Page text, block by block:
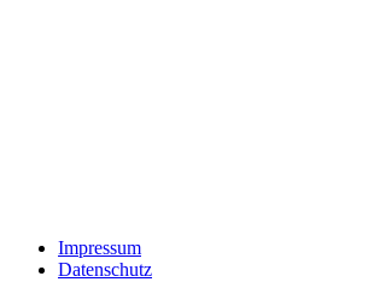
Impressum
Datenschutz